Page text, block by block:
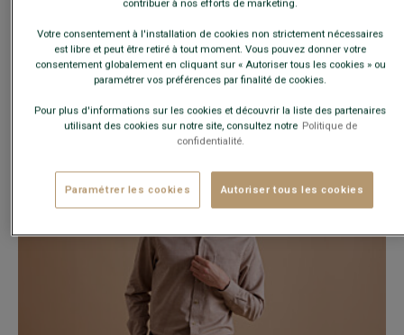
− +
contribuer à nos efforts de marketing.
Votre consentement à l'installation de cookies non strictement nécessaires
est libre et peut être retiré à tout moment. Vous pouvez donner votre
consentement globalement en cliquant sur « Autoriser tous les cookies » ou
paramétrer vos préférences par finalité de cookies.
Pour plus d'informations sur les cookies et découvrir la liste des partenaires
utilisant des cookies sur notre site, consultez notre Politique de
confidentialité.
Paramétrer les cookies Autoriser tous les cookies